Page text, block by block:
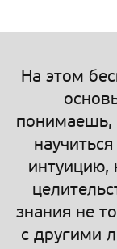
На этом
понимаешь,
интуицию,
знания не
с другими